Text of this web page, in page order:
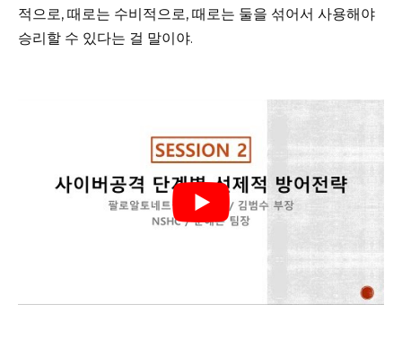
적으로, 때로는 수비적으로, 때로는 둘을 섞어서 사용해야
승리할 수 있다는 걸 말이야.